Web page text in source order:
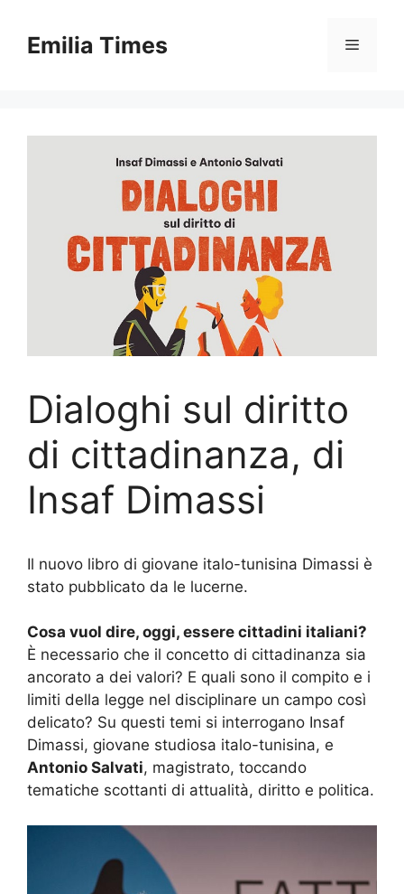
contentEmilia Times Menu
Dialoghi sul diritto
di cittadinanza, di
Insaf Dimassi
Il nuovo libro di giovane italo-tunisina Dimassi è
stato pubblicato da le lucerne.
Cosa vuol dire, oggi, essere cittadini italiani?
È necessario che il concetto di cittadinanza sia
ancorato a dei valori? E quali sono il compito e i
limiti della legge nel disciplinare un campo così
delicato? Su questi temi si interrogano Insaf
Dimassi, giovane studiosa italo-tunisina, e
Antonio Salvati, magistrato, toccando
tematiche scottanti di attualità, diritto e politica.